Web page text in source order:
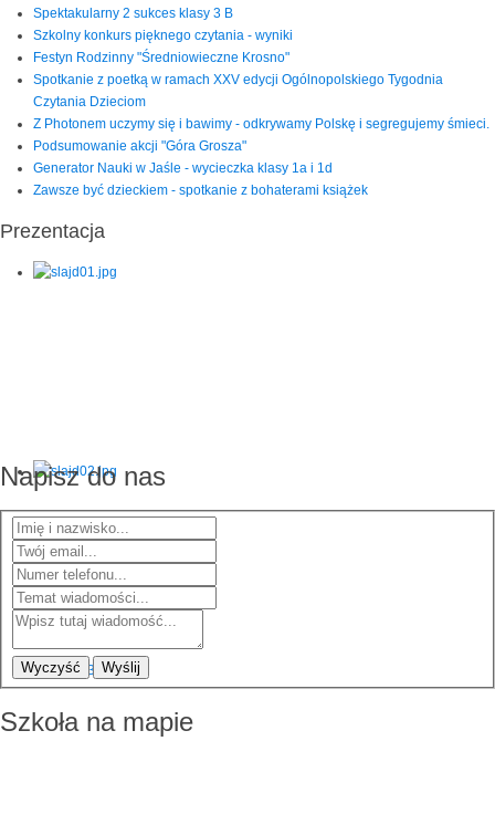
Spektakularny 2 sukces klasy 3 B
Szkolny konkurs pięknego czytania - wyniki
Festyn Rodzinny "Średniowieczne Krosno"
Spotkanie z poetką w ramach XXV edycji Ogólnopolskiego Tygodnia
Czytania Dzieciom
Z Photonem uczymy się i bawimy - odkrywamy Polskę i segregujemy śmieci.
Podsumowanie akcji "Góra Grosza"
Generator Nauki w Jaśle - wycieczka klasy 1a i 1d
Zawsze być dzieckiem - spotkanie z bohaterami książek
Prezentacja
Napisz do nas
Wyczyść Wyślij
Szkoła na mapie